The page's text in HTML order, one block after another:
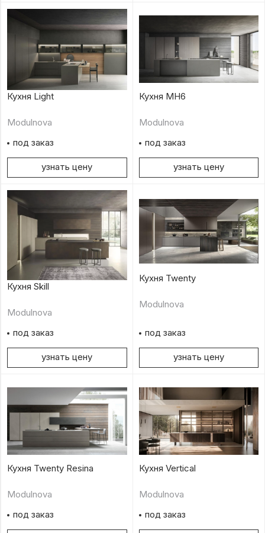
Кухня Light
Modulnova
под заказ
узнать цену
Кухня MH6
Modulnova
под заказ
узнать цену
Кухня Skill
Modulnova
под заказ
узнать цену
Кухня Twenty
Modulnova
под заказ
узнать цену
Кухня Twenty Resina
Modulnova
под заказ
Кухня Vertical
Modulnova
под заказ